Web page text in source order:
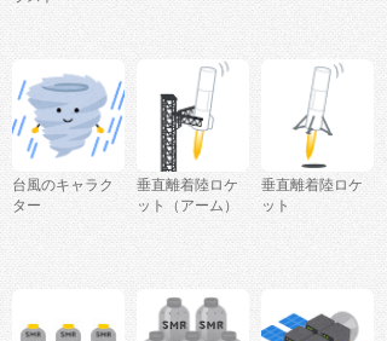
台風のキャラク
ター
垂直離着陸ロケ
ット（アーム）
垂直離着陸ロケ
ット